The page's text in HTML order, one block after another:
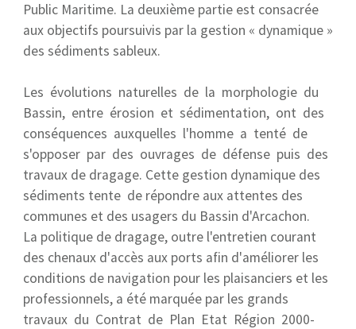
Public Maritime. La deuxième partie est consacrée
aux objectifs poursuivis par la gestion « dynamique »
des sédiments sableux.
Les évolutions naturelles de la morphologie du
Bassin, entre érosion et sédimentation, ont des
conséquences auxquelles l'homme a tenté de
s'opposer par des ouvrages de défense puis des
travaux de dragage. Cette gestion dynamique des
sédiments tente de répondre aux attentes des
communes et des usagers du Bassin d'Arcachon.
La politique de dragage, outre l'entretien courant
des chenaux d'accès aux ports afin d'améliorer les
conditions de navigation pour les plaisanciers et les
professionnels, a été marquée par les grands
travaux du Contrat de Plan Etat Région 2000-